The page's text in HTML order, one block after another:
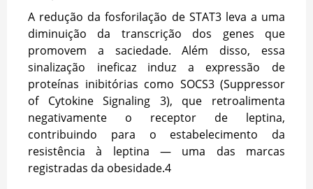
A redução da fosforilação de STAT3 leva a uma
diminuição da transcrição dos genes que
promovem a saciedade. Além disso, essa
sinalização ineficaz induz a expressão de
proteínas inibitórias como SOCS3 (Suppressor
of Cytokine Signaling 3), que retroalimenta
negativamente o receptor de leptina,
contribuindo para o estabelecimento da
resistência à leptina — uma das marcas
registradas da obesidade.4